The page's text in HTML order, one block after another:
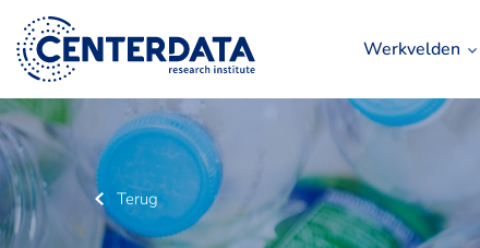
Werkvelden
Terug